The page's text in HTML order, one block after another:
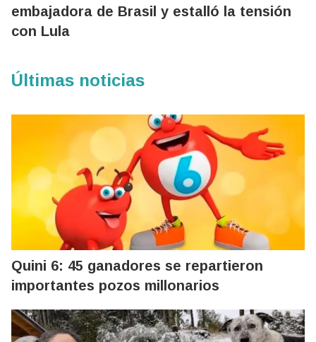
embajadora de Brasil y estalló la tensión
con Lula
Últimas noticias
Quini 6: 45 ganadores se repartieron
importantes pozos millonarios